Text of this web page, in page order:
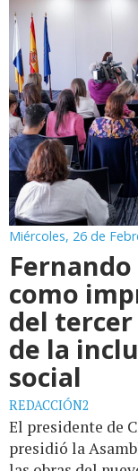
Miércoles, 26 de
como
del
de la
social
REDACCIÓN2
El presidente de
presidió la